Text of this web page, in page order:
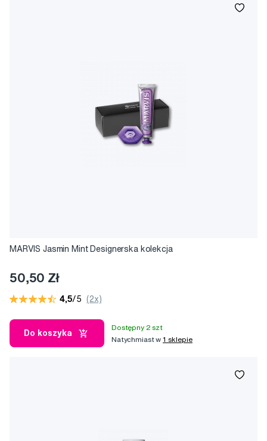
MARVIS Jasmin Mint Designerska kolekcja
50,50 Zł
4,5/5 (2x)
Do koszyka
Dostępny 2 szt
Natychmiast w1 sklepie